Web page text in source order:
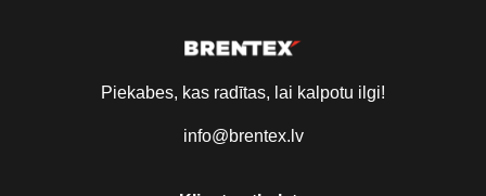
Piekabes, kas radītas, lai kalpotu ilgi!
info@brentex.lv